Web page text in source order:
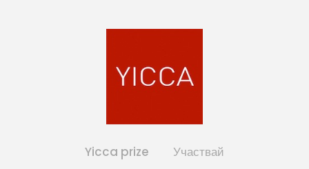
Yicca prize Участвай